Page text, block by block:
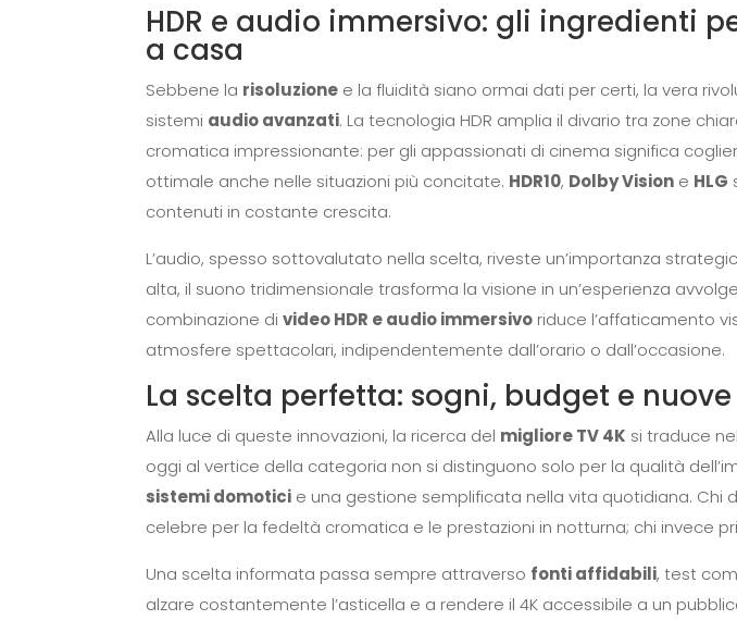
HDR e audio immersivo: gli ingredienti
a casa
Sebbene la risoluzione e la fluidità siano ormai dati per certi, la vera
sistemi audio avanzati. La tecnologia HDR amplia il divario tra zone
cromatica impressionante: per gli appassionati di cinema significa
ottimale anche nelle situazioni più concitate. HDR10, Dolby Vision e HLG
contenuti in costante crescita.
L’audio, spesso sottovalutato nella scelta, riveste un’importanza
alta, il suono tridimensionale trasforma la visione in un’esperienza
combinazione divideo HDR e audio immersivo riduce l’affaticamento
atmosfere spettacolari, indipendentemente dall’orario o dall’occasione.
La scelta perfetta: sogni, budget e
Alla luce di queste innovazioni, la ricerca del migliore TV 4K si traduce
oggi al vertice della categoria non si distinguono solo per la qualità
sistemi domotici e una gestione semplificata nella vita quotidiana. Chi
celebre per la fedeltà cromatica e le prestazioni in notturna; chi invece
Una scelta informata passa sempre attraverso fonti affidabili, test
alzare costantemente l’asticella e a rendere il 4K accessibile a un